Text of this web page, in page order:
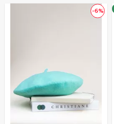
-6%